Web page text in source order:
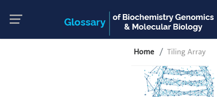
Home Tiling Array